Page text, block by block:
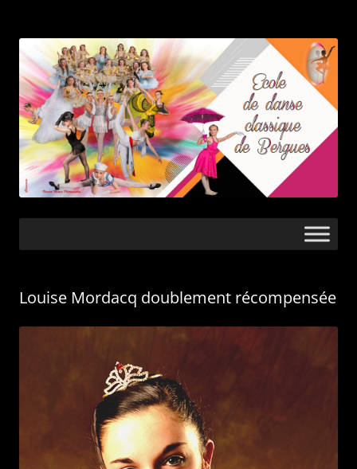
Ecole de danse
classique de
Bergues
Aller
Louise Mordacq doublement récompensée